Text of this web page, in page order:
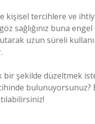
kişisel tercihlere ve
sağlığınız buna
uzun süreli
şekilde düzeltmek
bulunuyorsunuz?